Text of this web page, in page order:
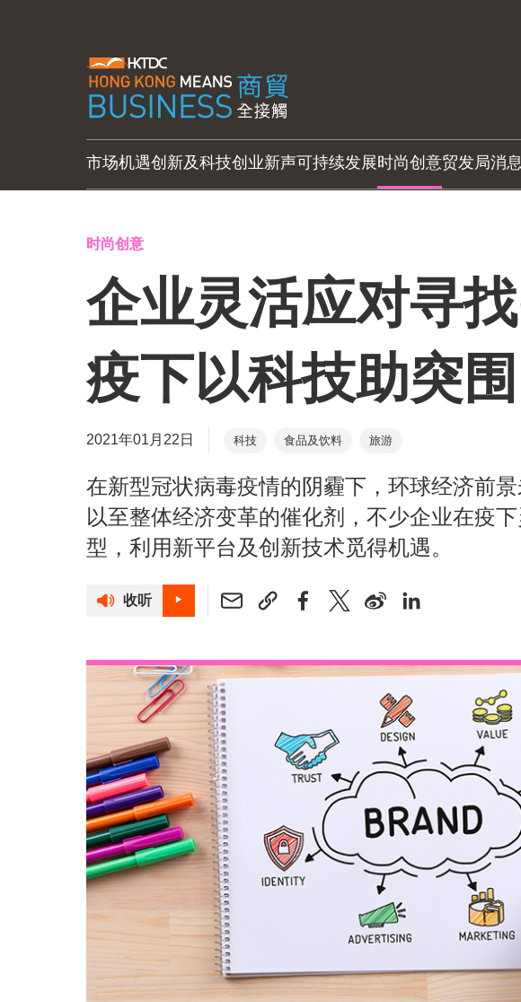
市场机遇创新及科技创业新声可持续发展时尚创意贸发局消息
时尚创意
企业灵活应对寻
疫下以科技助突围
2021年01月22日 科技 食品及饮料 旅游
在新型冠状病毒疫情的阴霾下，环球经济前
以至整体经济变革的催化剂，不少企业在疫
型，利用新平台及创新技术觅得机遇。
收听